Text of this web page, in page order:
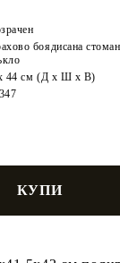
боядисана
44 см (Д x Ш x В)